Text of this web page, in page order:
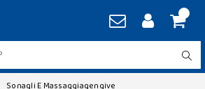
Sonagli E Massaggiagengive